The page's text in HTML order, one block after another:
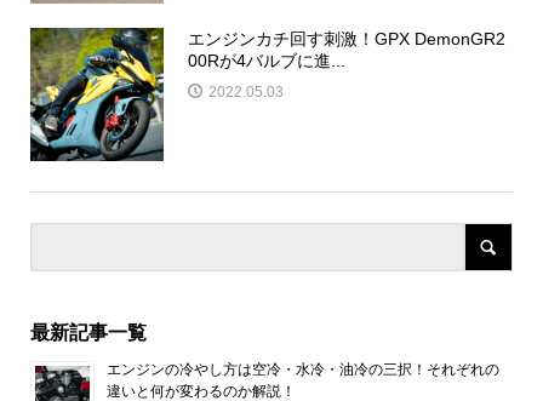
エンジンカチ回す刺激！GPX DemonGR2
00Rが4バルブに進...
2022.05.03
最新記事一覧
エンジンの冷やし方は空冷・水冷・油冷の三択！それぞれの
違いと何が変わるのか解説！